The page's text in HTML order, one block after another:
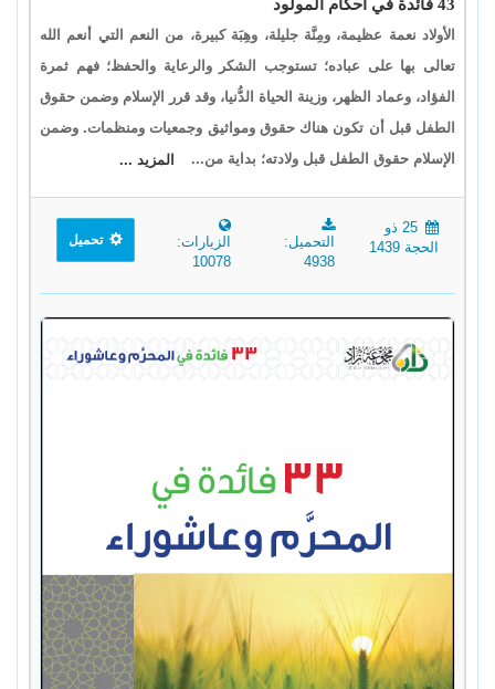
43 فائدة في أحكام المولود
الأولاد نعمة عظيمة، ومِنَّة جليلة، وهِبَة كبيرة، من النعم التي أنعم الله
تعالى بها على عباده؛ تستوجب الشكر والرعاية والحفظ؛ فهم ثمرة
الفؤاد، وعماد الظهر، وزينة الحياة الدُّنيا، وقد قرر الإسلام وضمن حقوق
الطفل قبل أن تكون هناك حقوق ومواثيق وجمعيات ومنظمات. وضمن
الإسلام حقوق الطفل قبل ولادته؛ بداية من...
المزيد ...
25 ذو
الحجة 1439
التحميل:
4938
الزيارات:
10078
تحميل